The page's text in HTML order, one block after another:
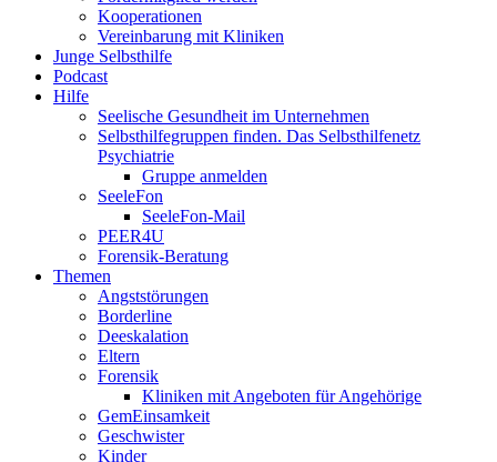
Kooperationen
Vereinbarung mit Kliniken
Junge Selbsthilfe
Podcast
Hilfe
Seelische Gesundheit im Unternehmen
Selbsthilfegruppen finden. Das Selbsthilfenetz
Psychiatrie
Gruppe anmelden
SeeleFon
SeeleFon-Mail
PEER4U
Forensik-Beratung
Themen
Angststörungen
Borderline
Deeskalation
Eltern
Forensik
Kliniken mit Angeboten für Angehörige
GemEinsamkeit
Geschwister
Kinder